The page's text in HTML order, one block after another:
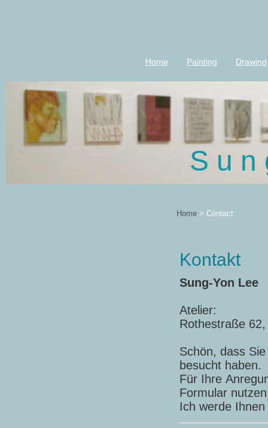
Home Painting Drawing
S u n
Home > Contact
Kontakt
Sung-Yon Lee
Atelier:
Rothestraße
Schön, dass
besucht haben.
Für Ihre
Formular
Ich werde